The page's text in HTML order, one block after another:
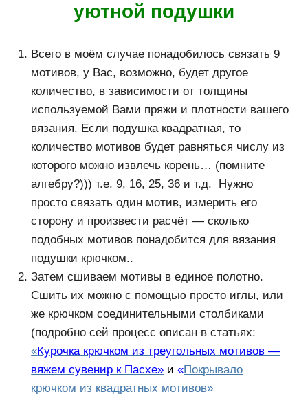
уютной подушки
Всего в моём случае понадобилось связать 9
мотивов, у Вас, возможно, будет другое
количество, в зависимости от толщины
используемой Вами пряжи и плотности вашего
вязания. Если подушка квадратная, то
количество мотивов будет равняться числу из
которого можно извлечь корень… (помните
алгебру?))) т.е. 9, 16, 25, 36 и т.д. Нужно
просто связать один мотив, измерить его
сторону и произвести расчёт — сколько
подобных мотивов понадобится для вязания
подушки крючком..
Затем сшиваем мотивы в единое полотно.
Сшить их можно с помощью просто иглы, или
же крючком соединительными столбиками
(подробно сей процесс описан в статьях:
«Курочка крючком из треугольных мотивов —
вяжем сувенир к Пасхе» и «Покрывало
крючком из квадратных мотивов»